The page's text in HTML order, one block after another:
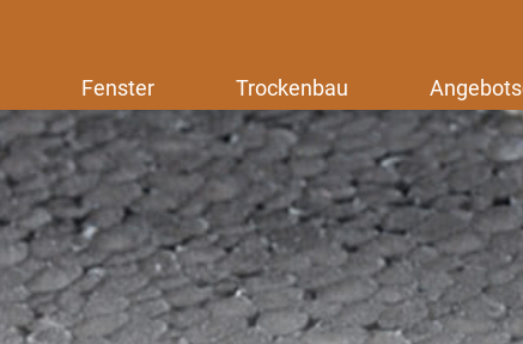
Fenster Trockenbau